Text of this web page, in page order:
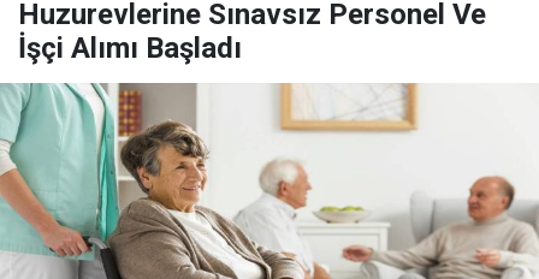
Huzurevlerine Sınavsız Personel Ve
İşçi Alımı Başladı